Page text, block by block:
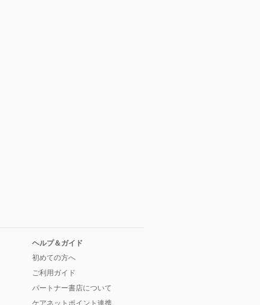
ヘルプ＆ガイド
初めての方へ
ご利用ガイド
パートナー書店について